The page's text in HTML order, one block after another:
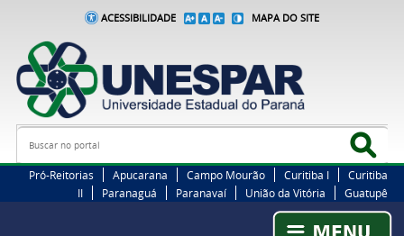
ACESSIBILIDADE MAPA DO SITE
Busca
Pró-Reitorias Apucarana Campo Mourão Curitiba I
Curitiba
II
Paranaguá Paranavaí União da Vitória Guatupê